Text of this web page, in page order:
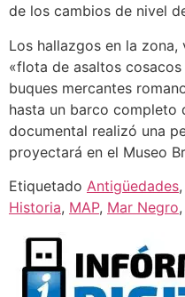
de los cambios de nivel
Los hallazgos en la zona,
«flota de asaltos
buques mercantes
hasta un barco completo
documental realizó una
proyectará en el Museo
Etiquetado Antigüedades,
Historia, MAP, Mar Negro,